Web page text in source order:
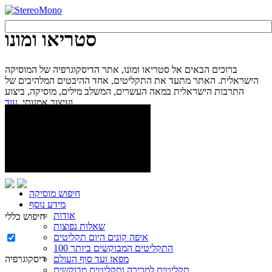
סטריאו ומונו
ברוכים הבאים אל סטריאו ומונו, אתר הדיסקוגרפיה של המוסיקה
הישראלית. האתר מתעד את התקליטים, אחד ההיבטים המלהיבים של
התרבות הישראלית במאה העשרים, המשלב מילים, מוסיקה, ביצוע
ועיצוב אמנותי.עוד...
חיפוש מוסיקה
מידע נוסף
אודות
שאלות נפוצות
איפה קונים היום תקליטים
100 התקליטים המבוקשים ביותר
מפאז ועד סוף העולם
תקליטים למכירה ותקליטים מבוקשים
חיפוש כללי
דיסקוגרפיה